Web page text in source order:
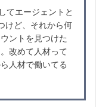
てエージェントと
けど、それから何
ントを見つけた
改めて人材って
人材で働いてる